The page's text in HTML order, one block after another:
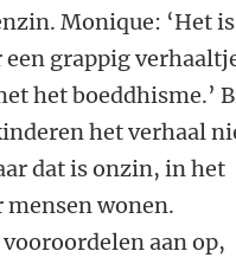
Monique: ‘Het is
een grappig
het boeddhisme.’
het verhaal
dat is onzin, in het
mensen wonen.
aan op,